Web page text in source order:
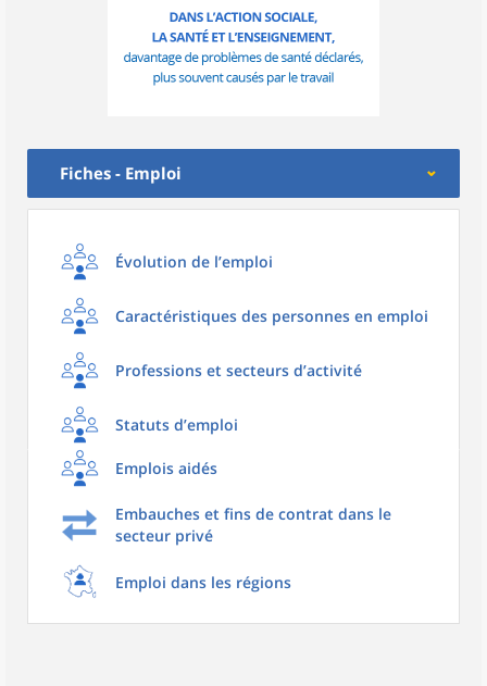
Fiches - Emploi
Évolution de l’emploi
Caractéristiques des personnes en emploi
Professions et secteurs d’activité
Statuts d’emploi
Emplois aidés
Embauches et fins de contrat dans le
secteur privé
Emploi dans les régions